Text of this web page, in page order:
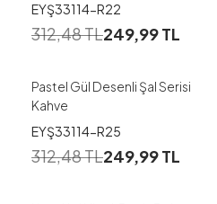
EYŞ33114-R22
312,48TL249,99TL
Pastel Gül Desenli Şal Serisi
Kahve
EYŞ33114-R25
312,48TL249,99TL
M L XL